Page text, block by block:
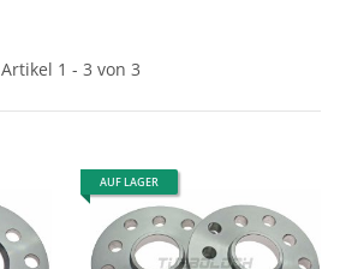
Artikel 1 - 3 von 3
AUF LAGER